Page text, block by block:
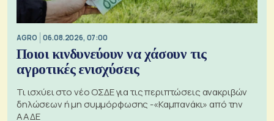
AGRO 06.08.2026, 07:00
Ποιοι κινδυνεύουν να χάσουν τις
αγροτικές ενισχύσεις
Τι ισχύει στο νέο ΟΣΔΕ για τις περιπτώσεις ανακριβών
δηλώσεων ή μη συμμόρφωσης -«Καμπανάκι» από την
ΑΑΔΕ